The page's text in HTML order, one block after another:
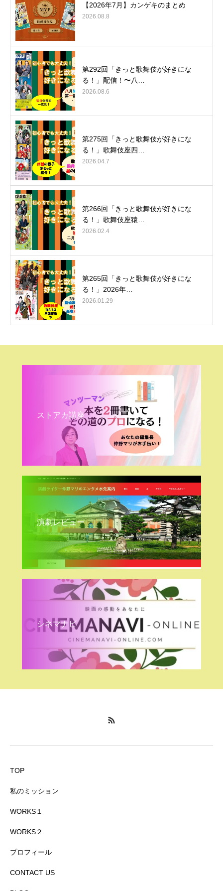
【2026年7月】カンゲキのまとめ
2026.08.8
第292回「きっと歌舞伎が好きにな
る！」配信！〜八…
2026.08.6
第275回「きっと歌舞伎が好きにな
る！」歌舞伎座四…
2026.04.7
第266回「きっと歌舞伎が好きにな
る！」歌舞伎座猿…
2026.02.4
第265回「きっと歌舞伎が好きにな
る！」2026年…
2026.01.29
ストアカ講座
演劇レビュー
シネマナビ
TOP
私のミッション
WORKS１
WORKS２
プロフィール
CONTACT US